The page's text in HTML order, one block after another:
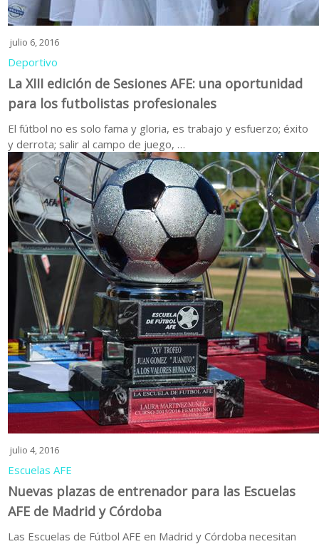
julio 6, 2016
Deportivo
La XIII edición de Sesiones AFE: una oportunidad
para los futbolistas profesionales
El fútbol no es solo fama y gloria, es trabajo y esfuerzo; éxito
y derrota; salir al campo de juego, …
julio 4, 2016
Escuelas AFE
Nuevas plazas de entrenador para las Escuelas
AFE de Madrid y Córdoba
Las Escuelas de Fútbol AFE en Madrid y Córdoba necesitan